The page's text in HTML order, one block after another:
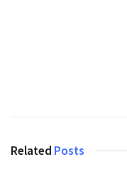
Related Posts